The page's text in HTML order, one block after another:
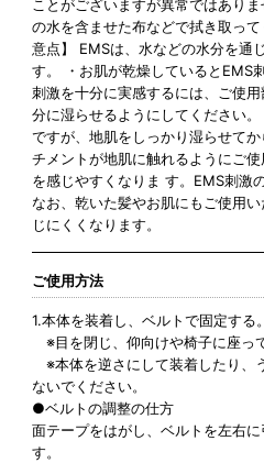
ことがございますが異常ではあり
の水を含ませた布などで拭き取っ
意点】 EMSは、水などの水分を通
す。 ・お肌が乾燥しているとEMS
刺激を十分に実感するには、ご使
分に湿らせるようにしてください
ですが、地肌をしっかり湿らせて
チメントが地肌に触れるようにご
を感じやすくなりま す。EMS刺激
なお、乾いた髪やお肌にもご使用
じにくくなります。
ご使用方法
1.本体を装着し、ベルトで固定する。
※目を閉じ、仰向けや椅子に座っ
※本体を逆さにして装着したり、
ないでください。
●ベルトの調整の仕方
面テープをはがし、ベルトを左右
す。